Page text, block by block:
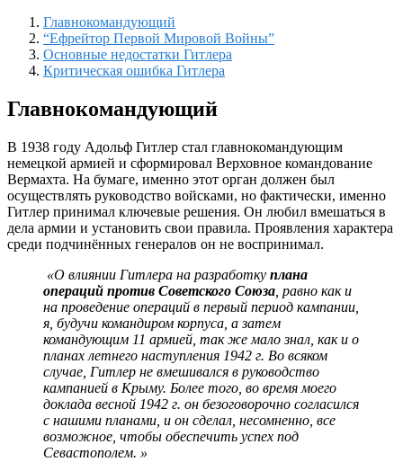
Главнокомандующий
“Ефрейтор Первой Мировой Войны”
Основные недостатки Гитлера
Критическая ошибка Гитлера
Главнокомандующий
В 1938 году Адольф Гитлер стал главнокомандующим
немецкой армией и сформировал Верховное командование
Вермахта. На бумаге, именно этот орган должен был
осуществлять руководство войсками, но фактически, именно
Гитлер принимал ключевые решения. Он любил вмешаться в
дела армии и установить свои правила. Проявления характера
среди подчинённых генералов он не воспринимал.
«О влиянии Гитлера на разработку плана
операций против Советского Союза , равно как и
на проведение операций в первый период кампании,
я, будучи командиром корпуса, а затем
командующим 11 армией, так же мало знал, как и о
планах летнего наступления 1942 г. Во всяком
случае, Гитлер не вмешивался в руководство
кампанией в Крыму. Более того, во время моего
доклада весной 1942 г. он безоговорочно согласился
с нашими планами, и он сделал, несомненно, все
возможное, чтобы обеспечить успех под
Севастополем. »